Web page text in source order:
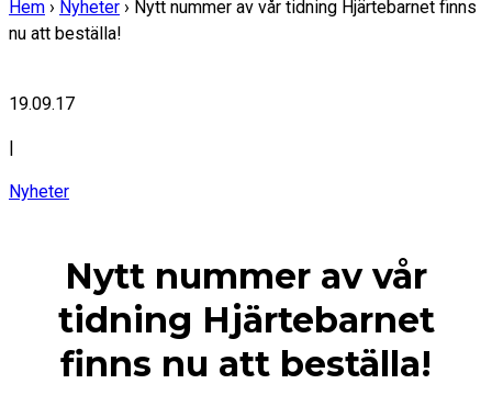
Hem › Nyheter › Nytt nummer av vår tidning Hjärtebarnet finns
nu att beställa!
19.09.17
|
Nyheter
Nytt nummer av vår
tidning Hjärtebarnet
finns nu att beställa!